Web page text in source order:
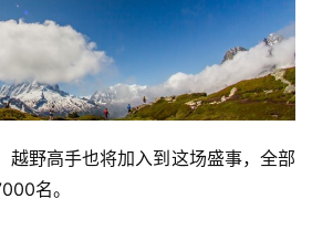
越野高手也将加入到这场盛事，全部
名。